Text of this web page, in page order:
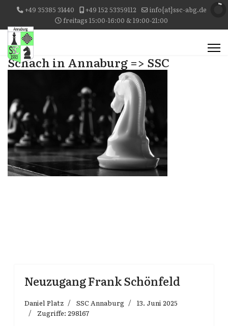
+49 35385 31440 +49 152 53359112
info{at}ssc-abg.de
freitags 15:00-16:00 & 19:00-21:00
Schach in Annaburg => SSC
Neuzugang Frank Schönfeld
Daniel Platz SSC Annaburg
13. Juni 2025
Zugriffe: 298167